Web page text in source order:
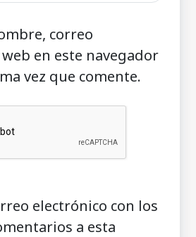
correo
en este navegador
vez que comente.
electrónico con los
a esta